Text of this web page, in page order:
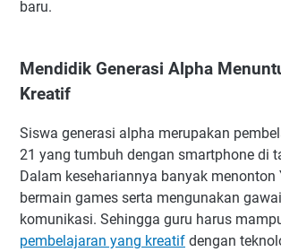
baru.
Mendidik Generasi Alpha
Kreatif
Siswa generasi alpha merupakan
21 yang tumbuh dengan smartphone di
Dalam kesehariannya banyak menonton
bermain games serta mengunakan
komunikasi. Sehingga guru harus
pembelajaran yang kreatif dengan